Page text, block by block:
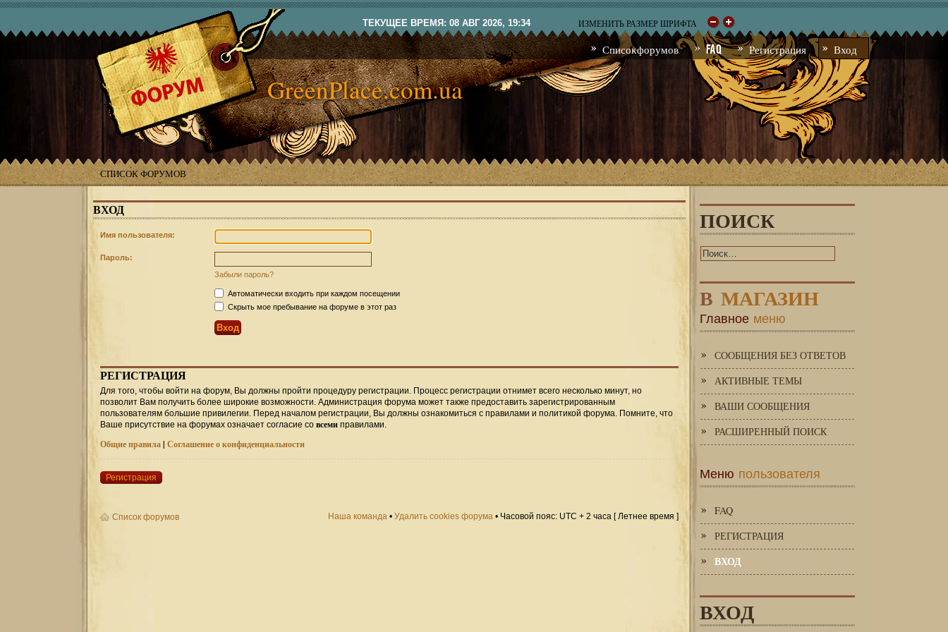
ТЕКУЩЕЕ ВРЕМЯ: 08 АВГ 2026, 19:34 ИЗМЕНИТЬ РАЗМЕР ШРИФТА
Список форумов FAQ Регистрация Вход
GreenPlace.com.ua
СПИСОК ФОРУМОВ
ВХОД
Имя пользователя:
Пароль:
Забыли пароль?
Автоматически входить при каждом посещении
Скрыть мое пребывание на форуме в этот раз
РЕГИСТРАЦИЯ
Для того, чтобы войти на форум, Вы должны пройти процедуру регистрации. Процесс регистрации отнимет всего несколько минут, но
позволит Вам получить более широкие возможности. Администрация форума может также предоставить зарегистрированным
пользователям большие привилегии. Перед началом регистрации, Вы должны ознакомиться с правилами и политикой форума. Помните, что
Ваше присутствие на форумах означает согласие со всеми правилами.
Общие правила| Соглашение о конфиденциальности
Регистрация
Список форумов Наша команда • Удалить cookies форума • Часовой пояс: UTC + 2 часа [ Летнее время ]
ПОИСК
В МАГАЗИН
Главное меню
СООБЩЕНИЯ БЕЗ ОТВЕТОВ
АКТИВНЫЕ ТЕМЫ
ВАШИ СООБЩЕНИЯ
РАСШИРЕННЫЙ ПОИСК
Меню пользователя
FAQ
РЕГИСТРАЦИЯ
ВХОД
ВХОД